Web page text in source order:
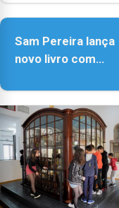
Sam Pereira lança
novo livro com
décadas de poesia